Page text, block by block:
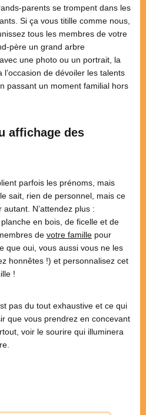
parents se trompent dans les
Si ça vous titille comme nous,
tous les membres de votre
père un grand arbre
une photo ou un portrait, la
de dévoiler les talents
passant un moment familial hors
affichage des
parfois les prénoms, mais
sait, rien de personnel, mais ce
autant. N’attendez plus :
en bois, de ficelle et de
de votre famille pour
que oui, vous aussi vous ne les
honnêtes !) et personnalisez cet
!
pas du tout exhaustive et ce qui
que vous prendrez en concevant
voir le sourire qui illuminera